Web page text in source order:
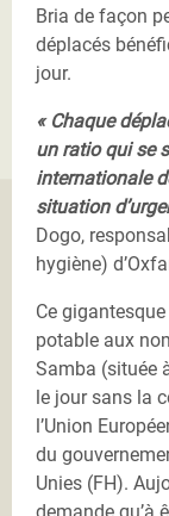
Bria de façon
déplacés
jour.
« Chaque
un ratio qui se
internationale
situation
Dogo,
hygiène)
Ce
potable aux
Samba (située
le jour sans la
l’Union
du
Unies (FH).